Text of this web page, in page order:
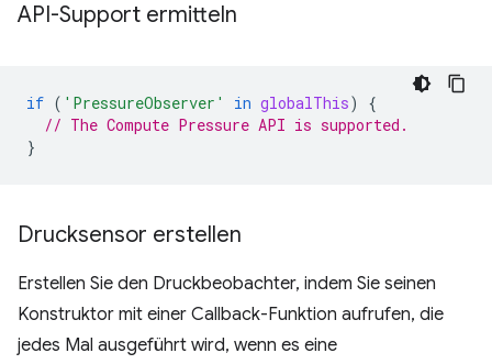
API-Support ermitteln
if ( 'PressureObserver' in globalThis)
{
// The Compute Pressure API is supported.
}
Drucksensor erstellen
Erstellen Sie den Druckbeobachter, indem Sie seinen
Konstruktor mit einer Callback-Funktion aufrufen, die
jedes Mal ausgeführt wird, wenn es eine